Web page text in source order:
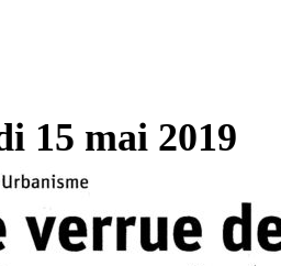
15 mai 2019